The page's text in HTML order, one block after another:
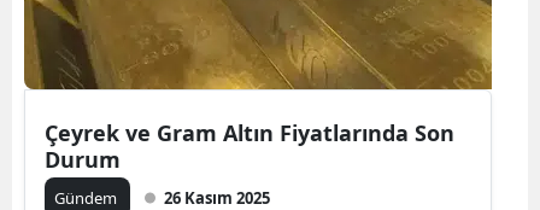
Çeyrek ve Gram Altın Fiyatlarında Son
Durum
Gündem 26 Kasım 2025